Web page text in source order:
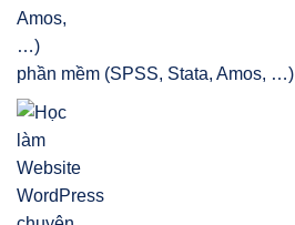
phần mềm (SPSS, Stata, Amos, …)